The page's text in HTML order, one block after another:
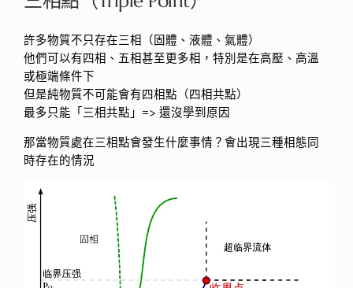
許多物質不只存在三相（固體、液體、氣體）
他們可以有四相、五相甚至更多相，特別是在高壓、高溫
或極端條件下
但是純物質不可能會有四相點（四相共點）
最多只能「三相共點」=> 還沒學到原因
那當物質處在三相點會發生什麼事情？會出現三種相態同
時存在的情況